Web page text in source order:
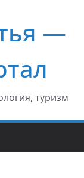
—
туризм